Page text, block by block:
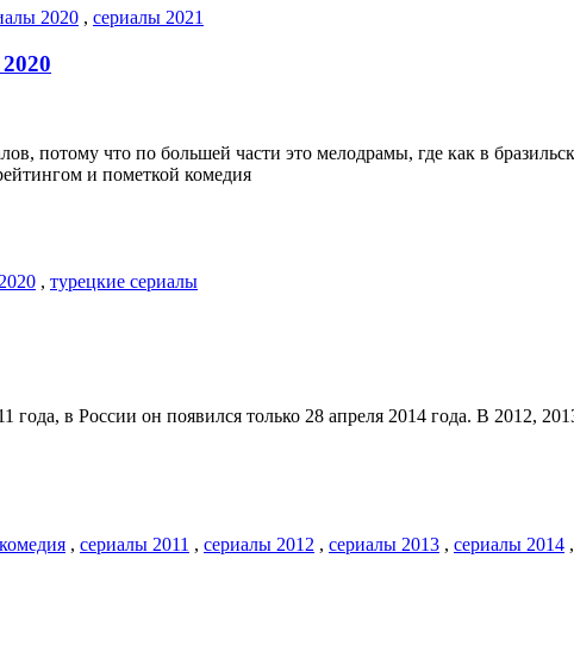
2020 , сериалы 2021
потому что по большей части это мелодрамы, где как в
и пометкой комедия
, турецкие сериалы
в России он появился только 28 апреля 2014 года. В 2012,
, сериалы 2011 , сериалы 2012 , сериалы 2013 , сериалы 2014 ,